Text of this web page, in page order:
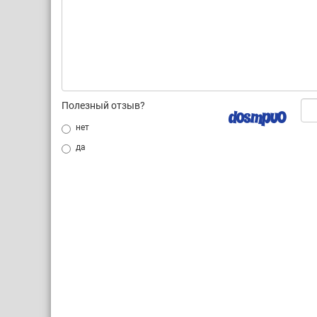
Полезный отзыв?
нет
да